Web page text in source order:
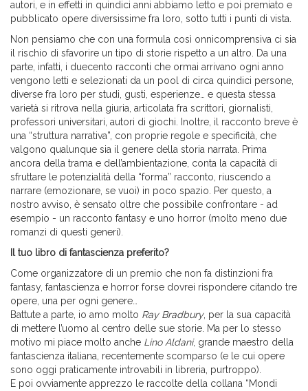
autori, e in effetti in quindici anni abbiamo letto e poi premiato e
pubblicato opere diversissime fra loro, sotto tutti i punti di vista.
Non pensiamo che con una formula così onnicomprensiva ci sia
il rischio di sfavorire un tipo di storie rispetto a un altro. Da una
parte, infatti, i duecento racconti che ormai arrivano ogni anno
vengono letti e selezionati da un pool di circa quindici persone,
diverse fra loro per studi, gusti, esperienze… e questa stessa
varietà si ritrova nella giuria, articolata fra scrittori, giornalisti,
professori universitari, autori di giochi. Inoltre, il racconto breve è
una “struttura narrativa”, con proprie regole e specificità, che
valgono qualunque sia il genere della storia narrata. Prima
ancora della trama e dell’ambientazione, conta la capacità di
sfruttare le potenzialità della “forma” racconto, riuscendo a
narrare (emozionare, se vuoi) in poco spazio. Per questo, a
nostro avviso, è sensato oltre che possibile confrontare - ad
esempio - un racconto fantasy e uno horror (molto meno due
romanzi di questi generi).
Il tuo libro di fantascienza preferito?
Come organizzatore di un premio che non fa distinzioni fra
fantasy, fantascienza e horror forse dovrei rispondere citando tre
opere, una per ogni genere…
Battute a parte, io amo molto Ray Bradbury, per la sua capacità
di mettere l’uomo al centro delle sue storie. Ma per lo stesso
motivo mi piace molto anche Lino Aldani, grande maestro della
fantascienza italiana, recentemente scomparso (e le cui opere
sono oggi praticamente introvabili in libreria, purtroppo).
E poi ovviamente apprezzo le raccolte della collana “Mondi